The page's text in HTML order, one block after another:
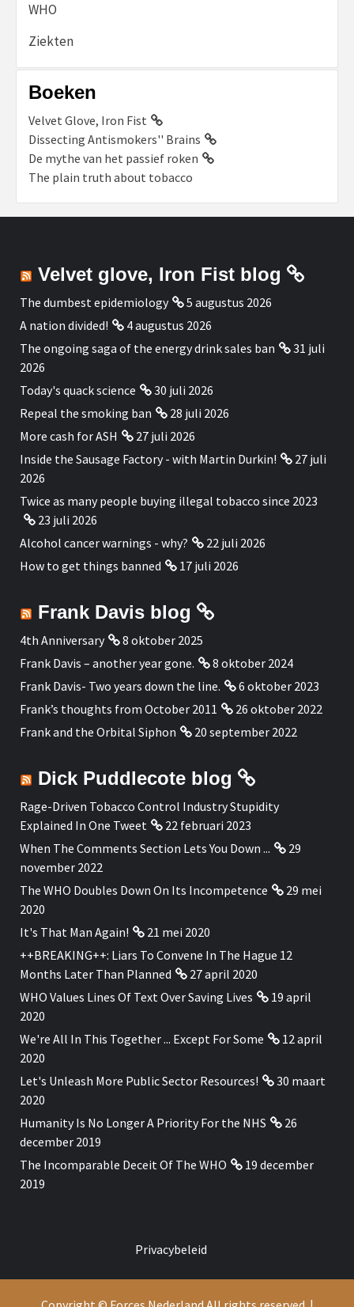
WHO
Ziekten
Boeken
Velvet Glove, Iron Fist
Dissecting Antismokers'' Brains
De mythe van het passief roken
The plain truth about tobacco
Velvet glove, Iron Fist blog
The dumbest epidemiology
5 augustus 2026
A nation divided!
4 augustus 2026
The ongoing saga of the energy drink sales ban
31 juli
2026
Today's quack science
30 juli 2026
Repeal the smoking ban
28 juli 2026
More cash for ASH
27 juli 2026
Inside the Sausage Factory - with Martin Durkin!
27 juli
2026
Twice as many people buying illegal tobacco since 2023
23 juli 2026
Alcohol cancer warnings - why?
22 juli 2026
How to get things banned
17 juli 2026
Frank Davis blog
4th Anniversary
8 oktober 2025
Frank Davis – another year gone.
8 oktober 2024
Frank Davis- Two years down the line.
6 oktober 2023
Frank’s thoughts from October 2011
26 oktober 2022
Frank and the Orbital Siphon
20 september 2022
Dick Puddlecote blog
Rage-Driven Tobacco Control Industry Stupidity
Explained In One Tweet
22 februari 2023
When The Comments Section Lets You Down ...
29
november 2022
The WHO Doubles Down On Its Incompetence
29 mei
2020
It's That Man Again!
21 mei 2020
++BREAKING++: Liars To Convene In The Hague 12
Months Later Than Planned
27 april 2020
WHO Values Lines Of Text Over Saving Lives
19 april
2020
We're All In This Together ... Except For Some
12 april
2020
Let's Unleash More Public Sector Resources!
30 maart
2020
Humanity Is No Longer A Priority For the NHS
26
december 2019
The Incomparable Deceit Of The WHO
19 december
2019
Privacybeleid